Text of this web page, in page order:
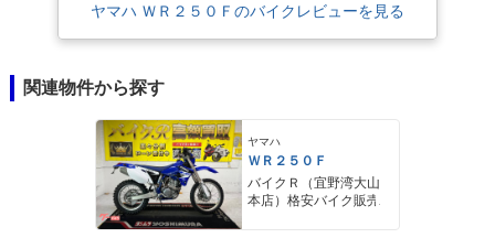
ヤマハ ＷＲ２５０Ｆのバイクレビューを見る
関連物件から探す
ヤマハ
ＷＲ２５０Ｆ
バイクＲ（宜野湾大山
本店）格安バイク販売